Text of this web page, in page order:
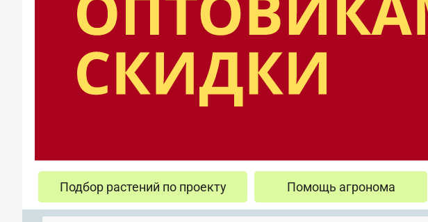
Подбор растений по проекту Помощь агронома